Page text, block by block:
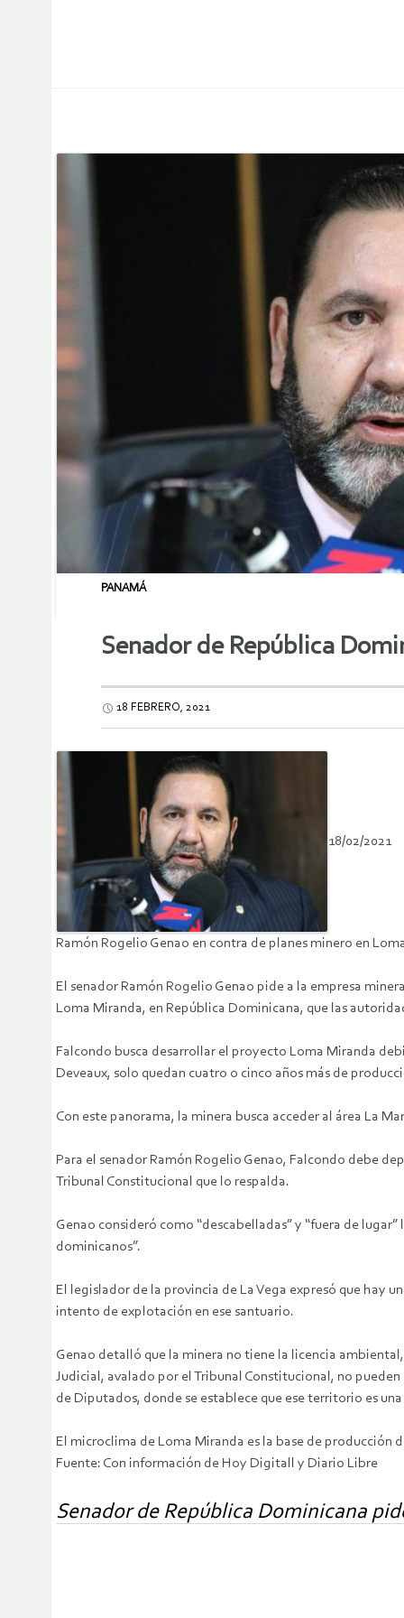
PANAMÁ
Senador de República
18 FEBRERO, 2021
18/02/2021
Ramón Rogelio Genao en contra de planes minero en
El senador Ramón Rogelio Genao pide a la empresa
Loma Miranda, en República Dominicana, que las
Falcondo busca desarrollar el proyecto Loma Miranda
Deveaux, solo quedan cuatro o cinco años más de
Con este panorama, la minera busca acceder al área La
Para el senador Ramón Rogelio Genao, Falcondo debe
Tribunal Constitucional que lo respalda.
Genao consideró como “descabelladas” y “fuera de
dominicanos”.
El legislador de la provincia de La Vega expresó que hay
intento de explotación en ese santuario.
Genao detalló que la minera no tiene la licencia
Judicial, avalado por el Tribunal Constitucional, no
de Diputados, donde se establece que ese territorio es
El microclima de Loma Miranda es la base de producción
Fuente: Con información de Hoy Digitall y Diario Libre
Senador de República Dominicana